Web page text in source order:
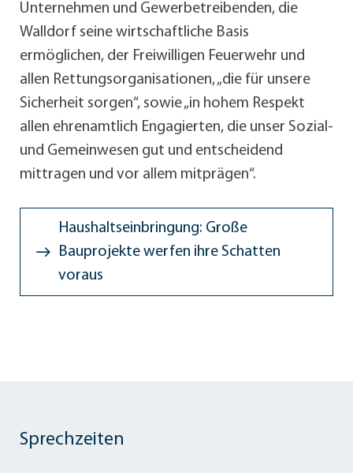
Unternehmen und Gewerbetreibenden, die
Walldorf seine wirtschaftliche Basis
ermöglichen, der Freiwilligen Feuerwehr und
allen Rettungsorganisationen, „die für unsere
Sicherheit sorgen“, sowie „in hohem Respekt
allen ehrenamtlich Engagierten, die unser Sozial-
und Gemeinwesen gut und entscheidend
mittragen und vor allem mitprägen“.
Haushaltseinbringung: Große
Bauprojekte werfen ihre Schatten
voraus
Sprechzeiten